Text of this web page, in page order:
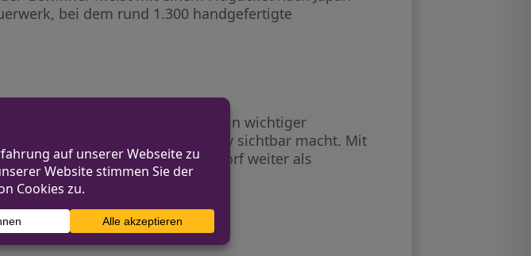
bei dem rund 1.300 handgefertigte
der Begegnung, sondern auch ein wichtiger
und der japanischen Community sichtbar macht. Mit
erreicht und Düsseldorf weiter als